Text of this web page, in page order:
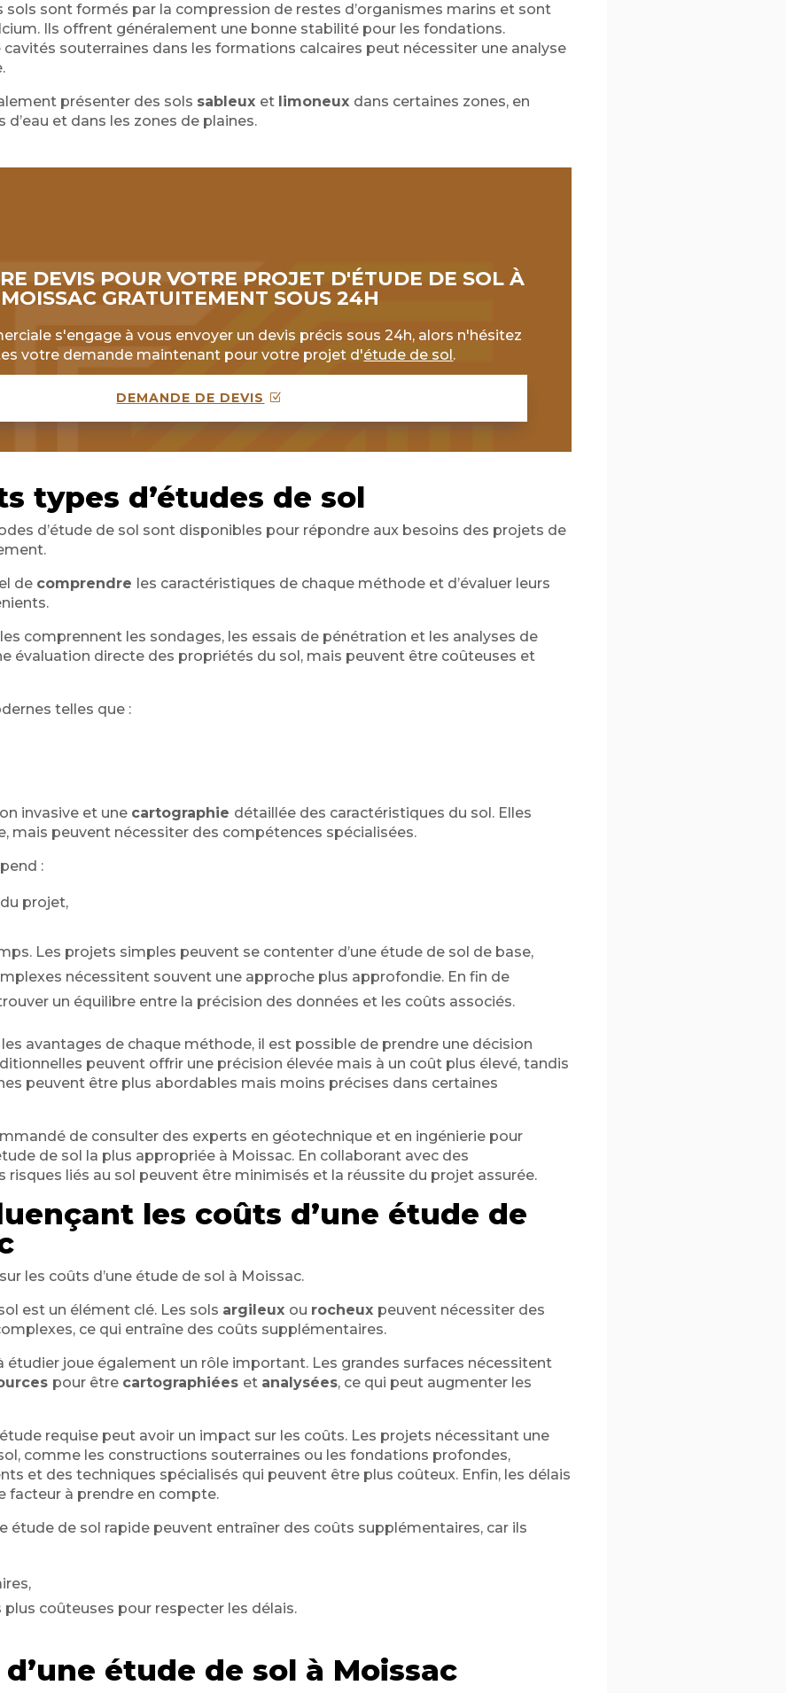
sols sont formés par la compression de restes d’organismes marins et sont
Ils offrent généralement une bonne stabilité pour les fondations.
cavités souterraines dans les formations calcaires peut nécessiter une analyse
présenter des sols sableux et limoneux dans certaines zones, en
et dans les zones de plaines.
DEVIS POUR VOTRE PROJET D'ÉTUDE DE SOL À
MOISSAC GRATUITEMENT SOUS 24H
s'engage à vous envoyer un devis précis sous 24h, alors n'hésitez
votre demande maintenant pour votre projet d'étude de sol.
DEMANDE DE DEVIS
types d’études de sol
d’étude de sol sont disponibles pour répondre aux besoins des projets de
de comprendre les caractéristiques de chaque méthode et d’évaluer leurs
comprennent les sondages, les essais de pénétration et les analyses de
évaluation directe des propriétés du sol, mais peuvent être coûteuses et
telles que :
invasive et une cartographie détaillée des caractéristiques du sol. Elles
mais peuvent nécessiter des compétences spécialisées.
:
projet,
Les projets simples peuvent se contenter d’une étude de sol de base,
nécessitent souvent une approche plus approfondie. En fin de
un équilibre entre la précision des données et les coûts associés.
avantages de chaque méthode, il est possible de prendre une décision
peuvent offrir une précision élevée mais à un coût plus élevé, tandis
peuvent être plus abordables mais moins précises dans certaines
de consulter des experts en géotechnique et en ingénierie pour
de sol la plus appropriée à Moissac. En collaborant avec des
risques liés au sol peuvent être minimisés et la réussite du projet assurée.
les coûts d’une étude de
les coûts d’une étude de sol à Moissac.
est un élément clé. Les sols argileux ou rocheux peuvent nécessiter des
ce qui entraîne des coûts supplémentaires.
étudier joue également un rôle important. Les grandes surfaces nécessitent
pour être cartographiées et analysées, ce qui peut augmenter les
requise peut avoir un impact sur les coûts. Les projets nécessitant une
comme les constructions souterraines ou les fondations profondes,
et des techniques spécialisés qui peuvent être plus coûteux. Enfin, les délais
facteur à prendre en compte.
étude de sol rapide peuvent entraîner des coûts supplémentaires, car ils
plus coûteuses pour respecter les délais.
étude de sol à Moissac